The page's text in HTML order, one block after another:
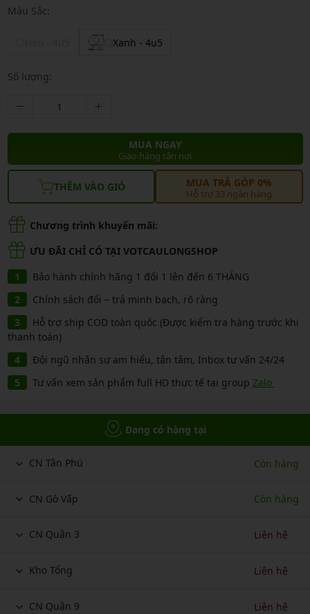
Màu Sắc:
Xanh - 4u5
Số lượng:
MUA NGAY
Giao hàng tận nơi
THÊM VÀO GIỎ MUA TRẢ GÓP 0%
Hỗ trợ 33 ngân hàng
Chương trình khuyến mãi:
ƯU ĐÃI CHỈ CÓ TẠI VOTCAULONGSHOP
Bảo hành chính hãng 1 đổi 1 lên đến 6 THÁNG
Chính sách đổi – trả minh bạch, rõ ràng
Hỗ trợ ship COD toàn quốc (Được kiểm tra hàng trước khi
thanh toán)
Đội ngũ nhân sự am hiểu, tận tâm, Inbox tư vấn 24/24
Tư vấn xem sản phẩm full HD thực tế tại group Zalo
Đang có hàng tại
CN Tân Phú Còn hàng
CN Gò Vấp Còn hàng
CN Quận 3 Liên hệ
Kho Tổng Liên hệ
CN Quận 9 Liên hệ